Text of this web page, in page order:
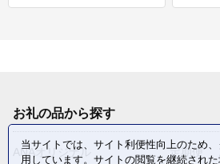
お礼の品から探す
ANAオリジナル
定期便
当サイトでは、サイト利便性向上のため
用しています。サイトの閲覧を継続され